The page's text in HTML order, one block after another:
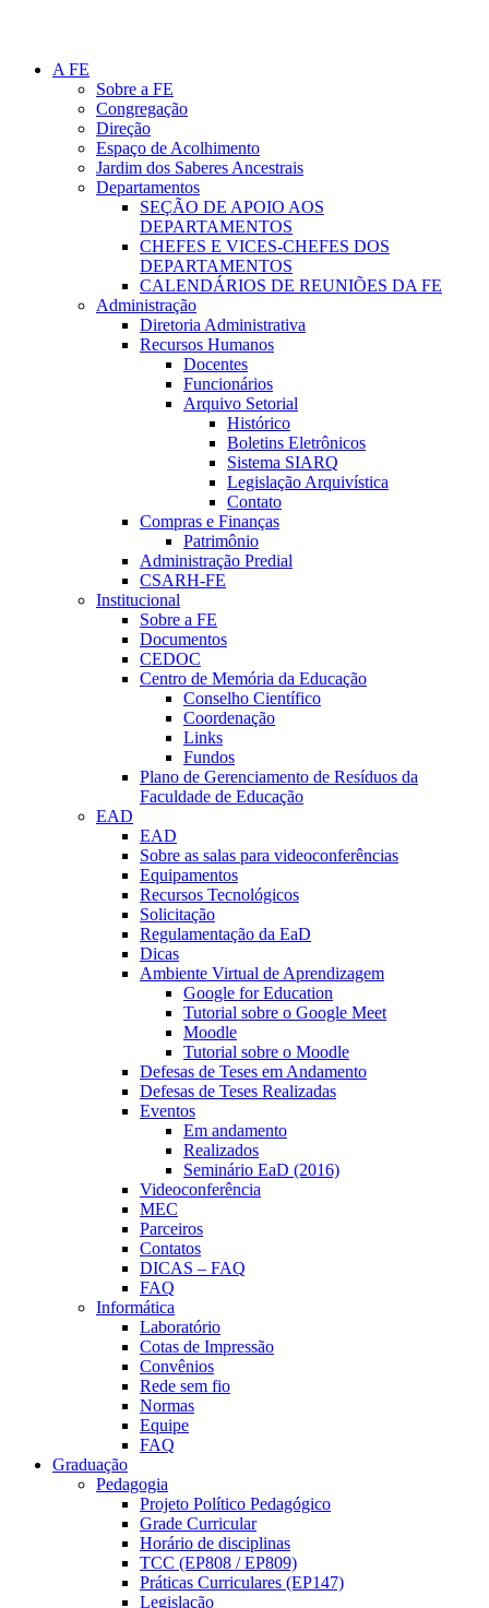
A FE
Sobre a FE
Congregação
Direção
Espaço de Acolhimento
Jardim dos Saberes Ancestrais
Departamentos
SEÇÃO DE APOIO AOS
DEPARTAMENTOS
CHEFES E VICES-CHEFES DOS
DEPARTAMENTOS
CALENDÁRIOS DE REUNIÕES DA FE
Administração
Diretoria Administrativa
Recursos Humanos
Docentes
Funcionários
Arquivo Setorial
Histórico
Boletins Eletrônicos
Sistema SIARQ
Legislação Arquivística
Contato
Compras e Finanças
Patrimônio
Administração Predial
CSARH-FE
Institucional
Sobre a FE
Documentos
CEDOC
Centro de Memória da Educação
Conselho Científico
Coordenação
Links
Fundos
Plano de Gerenciamento de Resíduos da
Faculdade de Educação
EAD
EAD
Sobre as salas para videoconferências
Equipamentos
Recursos Tecnológicos
Solicitação
Regulamentação da EaD
Dicas
Ambiente Virtual de Aprendizagem
Google for Education
Tutorial sobre o Google Meet
Moodle
Tutorial sobre o Moodle
Defesas de Teses em Andamento
Defesas de Teses Realizadas
Eventos
Em andamento
Realizados
Seminário EaD (2016)
Videoconferência
MEC
Parceiros
Contatos
DICAS – FAQ
FAQ
Informática
Laboratório
Cotas de Impressão
Convênios
Rede sem fio
Normas
Equipe
FAQ
Graduação
Pedagogia
Projeto Político Pedagógico
Grade Curricular
Horário de disciplinas
TCC (EP808 / EP809)
Práticas Curriculares (EP147)
Legislação